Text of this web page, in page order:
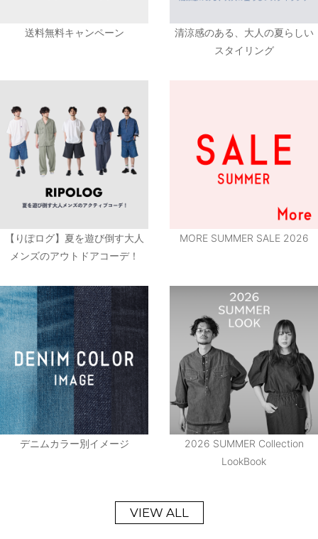
送料無料キャンペーン
清涼感のある、大人の夏らしい
スタイリング
【りぽログ】夏を遊び倒す大人
メンズのアウトドアコーデ！
MORE SUMMER SALE 2026
デニムカラー別イメージ
2026 SUMMER Collection
LookBook
VIEW ALL